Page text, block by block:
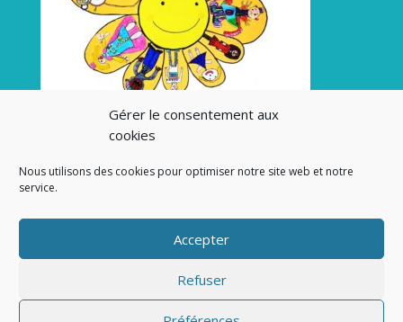
Gérer le consentement aux
cookies
Nous utilisons des cookies pour optimiser notre site web et notre
service.
Accepter
Refuser